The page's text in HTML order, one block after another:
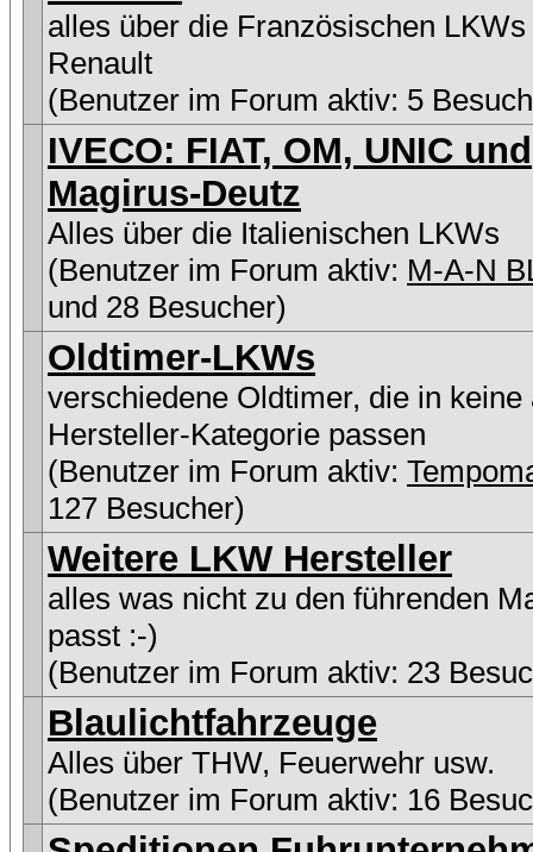
alles über die Französischen LKWs
Renault
(Benutzer im Forum aktiv: 5
IVECO: FIAT, OM, UNIC und
Magirus-Deutz
Alles über die Italienischen LKWs
(Benutzer im Forum aktiv: M-A-N
und 28 Besucher)
Oldtimer-LKWs
verschiedene Oldtimer, die in keine
Hersteller-Kategorie passen
(Benutzer im Forum aktiv:
127 Besucher)
Weitere LKW Hersteller
alles was nicht zu den führenden
passt :-)
(Benutzer im Forum aktiv: 23
Blaulichtfahrzeuge
Alles über THW, Feuerwehr usw.
(Benutzer im Forum aktiv: 16